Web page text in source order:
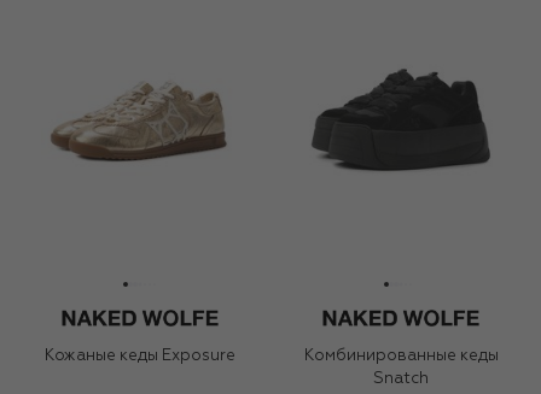
Кожаные кеды Exposure
Комбинированные кеды
Snatch